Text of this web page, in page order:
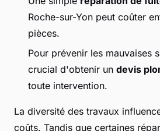
Roche-sur-Yon peut coûter
pièces.
Pour prévenir les mauvaises
crucial d'obtenir un devis
toute intervention.
La diversité des travaux
coûts. Tandis que certaines